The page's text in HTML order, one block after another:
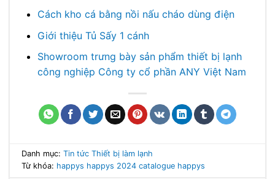
Cách kho cá bằng nồi nấu cháo dùng điện
Giới thiệu Tủ Sấy 1 cánh
Showroom trưng bày sản phẩm thiết bị lạnh
công nghiệp Công ty cổ phần ANY Việt Nam
Danh mục: Tin tức Thiết bị làm lạnh
Từ khóa: happys happys 2024 catalogue happys